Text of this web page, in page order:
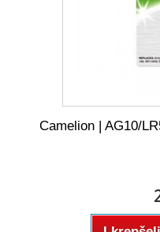
Camelion | AG10/